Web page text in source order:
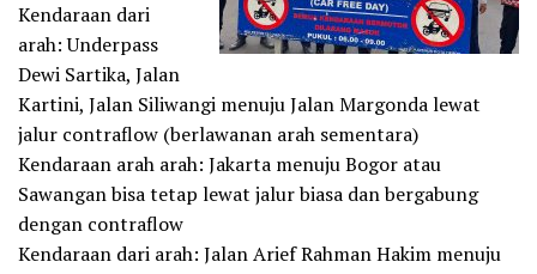
Kendaraan dari
arah: Underpass
Dewi Sartika, Jalan
Kartini, Jalan Siliwangi menuju Jalan Margonda lewat
jalur contraflow (berlawanan arah sementara)
Kendaraan arah arah: Jakarta menuju Bogor atau
Sawangan bisa tetap lewat jalur biasa dan bergabung
dengan contraflow
Kendaraan dari arah: Jalan Arief Rahman Hakim menuju